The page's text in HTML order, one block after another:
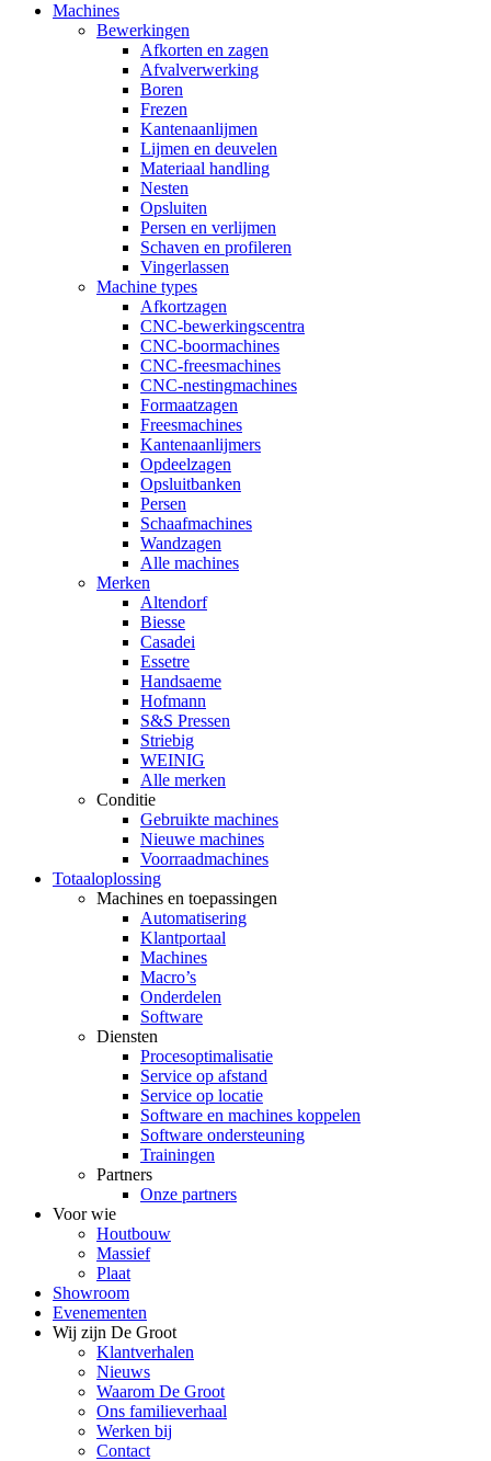
Machines
Bewerkingen
Afkorten en zagen
Afvalverwerking
Boren
Frezen
Kantenaanlijmen
Lijmen en deuvelen
Materiaal handling
Nesten
Opsluiten
Persen en verlijmen
Schaven en profileren
Vingerlassen
Machine types
Afkortzagen
CNC-bewerkingscentra
CNC-boormachines
CNC-freesmachines
CNC-nestingmachines
Formaatzagen
Freesmachines
Kantenaanlijmers
Opdeelzagen
Opsluitbanken
Persen
Schaafmachines
Wandzagen
Alle machines
Merken
Altendorf
Biesse
Casadei
Essetre
Handsaeme
Hofmann
S&S Pressen
Striebig
WEINIG
Alle merken
Conditie
Gebruikte machines
Nieuwe machines
Voorraadmachines
Totaaloplossing
Machines en toepassingen
Automatisering
Klantportaal
Machines
Macro’s
Onderdelen
Software
Diensten
Procesoptimalisatie
Service op afstand
Service op locatie
Software en machines koppelen
Software ondersteuning
Trainingen
Partners
Onze partners
Voor wie
Houtbouw
Massief
Plaat
Showroom
Evenementen
Wij zijn De Groot
Klantverhalen
Nieuws
Waarom De Groot
Ons familieverhaal
Werken bij
Contact